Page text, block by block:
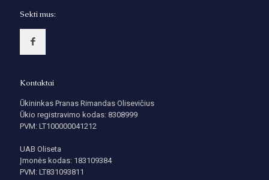
Sekti mus:
Kontaktai
Ūkininkas Pranas Rimandas Olisevičius
Ūkio registravimo kodas: 8308999
PVM: LT100000041212
UAB Oliseta
Įmonės kodas: 183109384
PVM: LT831093811